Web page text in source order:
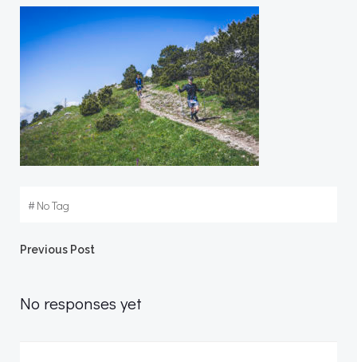
#No Tag
Post
navigation
Previous Post
No responses yet